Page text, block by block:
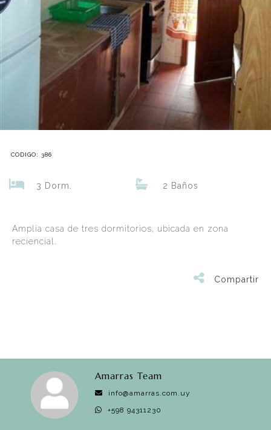
CODIGO: 386
3 Dorm. 2 Baños
Amplia casa de tres dormitorios, ubicada en zona
reciencial.
Compartir
Amarras Team
info@amarras.com.uy
+598 94311230